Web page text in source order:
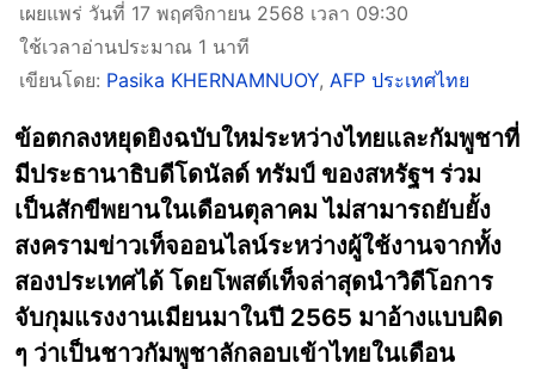
เผยแพร่ วันที่ 17 พฤศจิกายน 2568 เวลา 09:30
ใช้เวลาอ่านประมาณ 1 นาที
เขียนโดย: Pasika KHERNAMNUOY, AFP ประเทศไทย
ข้อตกลงหยุดยิงฉบับใหม่ระหว่างไทยและกัมพูชาที่
มีประธานาธิบดีโดนัลด์ ทรัมป์ ของสหรัฐฯ ร่วม
เป็นสักขีพยานในเดือนตุลาคม ไม่สามารถยับยั้ง
สงครามข่าวเท็จออนไลน์ระหว่างผู้ใช้งานจากทั้ง
สองประเทศได้ โดยโพสต์เท็จล่าสุดนำวิดีโอการ
จับกุมแรงงานเมียนมาในปี 2565 มาอ้างแบบผิด
ๆ ว่าเป็นชาวกัมพูชาลักลอบเข้าไทยในเดือน